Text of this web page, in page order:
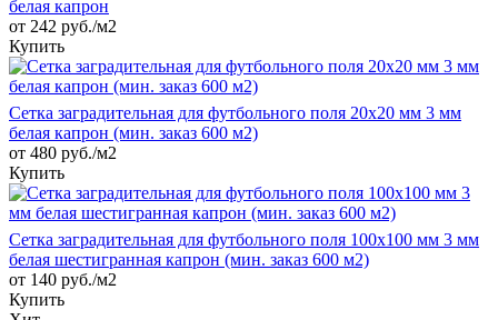
белая капрон
от 242 руб./м2
Купить
Сетка заградительная для футбольного поля 20х20 мм 3 мм
белая капрон (мин. заказ 600 м2)
от 480 руб./м2
Купить
Сетка заградительная для футбольного поля 100х100 мм 3 мм
белая шестигранная капрон (мин. заказ 600 м2)
от 140 руб./м2
Купить